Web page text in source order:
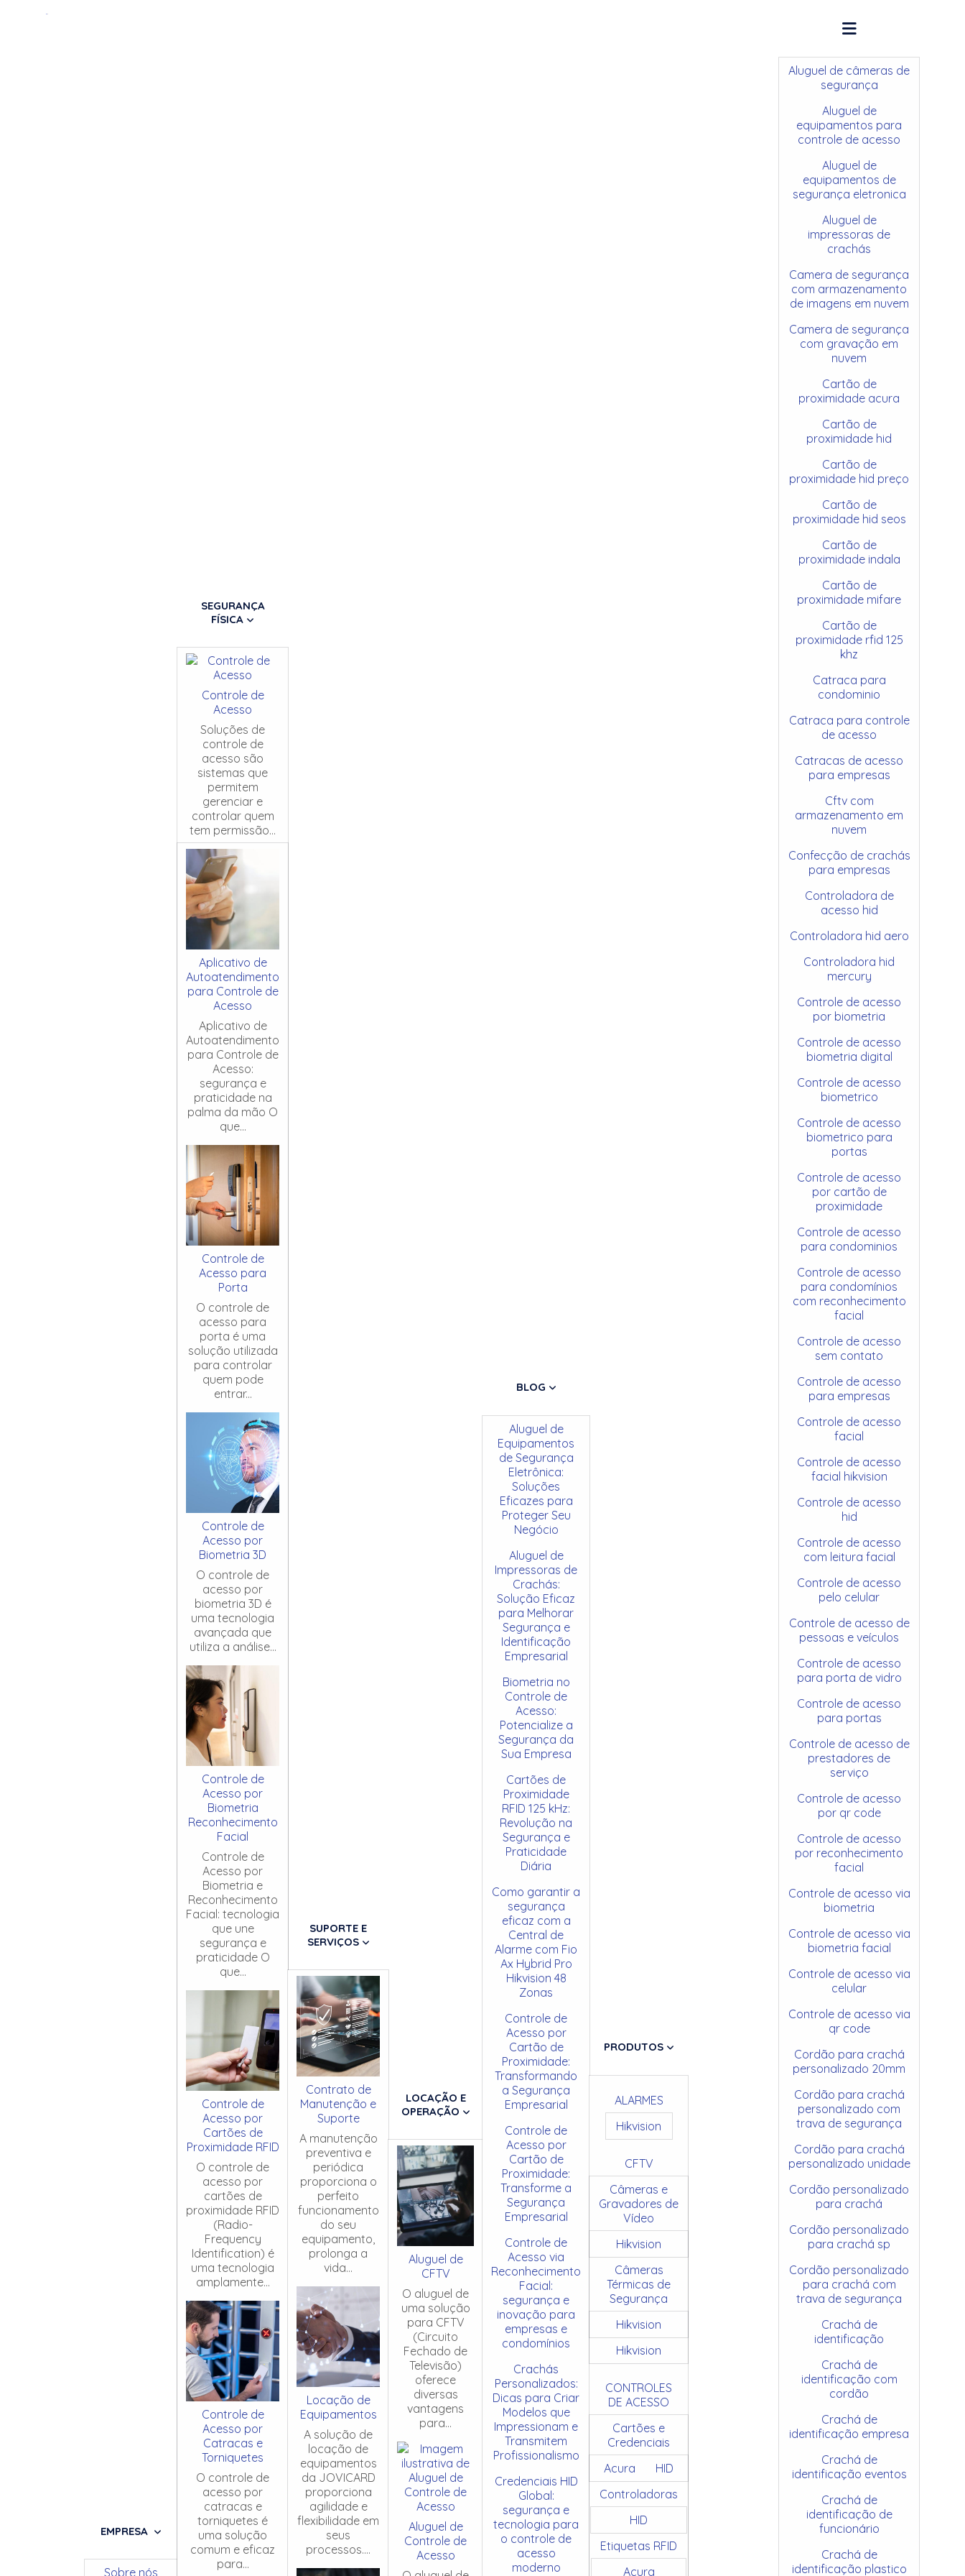
EMPRESA
Sobre nós
SEGURANÇA
FÍSICA
Controle de
Acesso
Soluções de
controle de
acesso são
sistemas que
permitem
gerenciar e
controlar quem
tem permissão...
Aplicativo de
Autoatendimento
para Controle de
Acesso
Aplicativo de
Autoatendimento
para Controle de
Acesso:
segurança e
praticidade na
palma da mão O
que...
Controle de
Acesso para
Porta
O controle de
acesso para
porta é uma
solução utilizada
para controlar
quem pode
entrar...
Controle de
Acesso por
Biometria 3D
O controle de
acesso por
biometria 3D é
uma tecnologia
avançada que
utiliza a análise...
Controle de
Acesso por
Biometria
Reconhecimento
Facial
Controle de
Acesso por
Biometria e
Reconhecimento
Facial: tecnologia
que une
segurança e
praticidade O
que...
Controle de
Acesso por
Cartões de
Proximidade RFID
O controle de
acesso por
cartões de
proximidade RFID
(Radio-
Frequency
Identification) é
uma tecnologia
amplamente...
Controle de
Acesso por
Catracas e
Torniquetes
O controle de
acesso por
catracas e
torniquetes é
uma solução
comum e eficaz
para...
SUPORTE E
SERVIÇOS
Contrato de
Manutenção e
Suporte
A manutenção
preventiva e
periódica
proporciona o
perfeito
funcionamento
do seu
equipamento,
prolonga a
vida...
Locação de
Equipamentos
A solução de
locação de
equipamentos
da JOVICARD
proporciona
agilidade e
flexibilidade em
seus
processos....
LOCAÇÃO E
OPERAÇÃO
Aluguel de
CFTV
O aluguel de
uma solução
para CFTV
(Circuito
Fechado de
Televisão)
oferece
diversas
vantagens
para...
Aluguel de
Controle de
Acesso
BLOG
Aluguel de
Equipamentos
de Segurança
Eletrônica:
Soluções
Eficazes para
Proteger Seu
Negócio
Aluguel de
Impressoras de
Crachás:
Solução Eficaz
para Melhorar
Segurança e
Identificação
Empresarial
Biometria no
Controle de
Acesso:
Potencialize a
Segurança da
Sua Empresa
Cartões de
Proximidade
RFID 125 kHz:
Revolução na
Segurança e
Praticidade
Diária
Como garantir a
segurança
eficaz com a
Central de
Alarme com Fio
Ax Hybrid Pro
Hikvision 48
Zonas
Controle de
Acesso por
Cartão de
Proximidade:
Transformando
a Segurança
Empresarial
Controle de
Acesso por
Cartão de
Proximidade:
Transforme a
Segurança
Empresarial
Controle de
Acesso via
Reconhecimento
Facial:
segurança e
inovação para
empresas e
condomínios
Crachás
Personalizados:
Dicas para Criar
Modelos que
Impressionam e
Transmitem
Profissionalismo
Credenciais HID
Global:
segurança e
tecnologia para
o controle de
acesso
moderno
PRODUTOS
ALARMES
Hikvision
CFTV
Câmeras e
Gravadores de
Vídeo
Hikvision
Câmeras
Térmicas de
Segurança
Hikvision
Hikvision
CONTROLES
DE ACESSO
Cartões e
Credenciais
Acura
HID
Controladoras
HID
Etiquetas RFID
Acura
Aluguel de câmeras de
segurança
Aluguel de
equipamentos para
controle de acesso
Aluguel de
equipamentos de
segurança eletronica
Aluguel de
impressoras de
crachás
Camera de segurança
com armazenamento
de imagens em nuvem
Camera de segurança
com gravação em
nuvem
Cartão de
proximidade acura
Cartão de
proximidade hid
Cartão de
proximidade hid preço
Cartão de
proximidade hid seos
Cartão de
proximidade indala
Cartão de
proximidade mifare
Cartão de
proximidade rfid 125
khz
Catraca para
condominio
Catraca para controle
de acesso
Catracas de acesso
para empresas
Cftv com
armazenamento em
nuvem
Confecção de crachás
para empresas
Controladora de
acesso hid
Controladora hid aero
Controladora hid
mercury
Controle de acesso
por biometria
Controle de acesso
biometria digital
Controle de acesso
biometrico
Controle de acesso
biometrico para
portas
Controle de acesso
por cartão de
proximidade
Controle de acesso
para condominios
Controle de acesso
para condomínios
com reconhecimento
facial
Controle de acesso
sem contato
Controle de acesso
para empresas
Controle de acesso
facial
Controle de acesso
facial hikvision
Controle de acesso
hid
Controle de acesso
com leitura facial
Controle de acesso
pelo celular
Controle de acesso de
pessoas e veículos
Controle de acesso
para porta de vidro
Controle de acesso
para portas
Controle de acesso de
prestadores de
serviço
Controle de acesso
por qr code
Controle de acesso
por reconhecimento
facial
Controle de acesso via
biometria
Controle de acesso via
biometria facial
Controle de acesso via
celular
Controle de acesso via
qr code
Cordão para crachá
personalizado 20mm
Cordão para crachá
personalizado com
trava de segurança
Cordão para crachá
personalizado unidade
Cordão personalizado
para crachá
Cordão personalizado
para crachá sp
Cordão personalizado
para crachá com
trava de segurança
Crachá de
identificação
Crachá de
identificação com
cordão
Crachá de
identificação empresa
Crachá de
identificação eventos
Crachá de
identificação de
funcionário
Crachá de
identificação plastico